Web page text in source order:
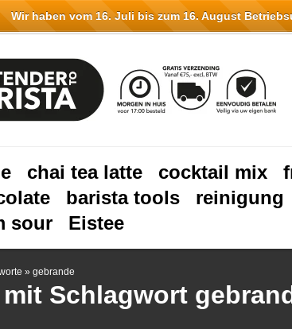
chai tea latte cocktail mix
barista tools reinigung
sour
Eistee
» gebrande
Schlagwort
Wir haben vom 16. Juli bis zum 16. August